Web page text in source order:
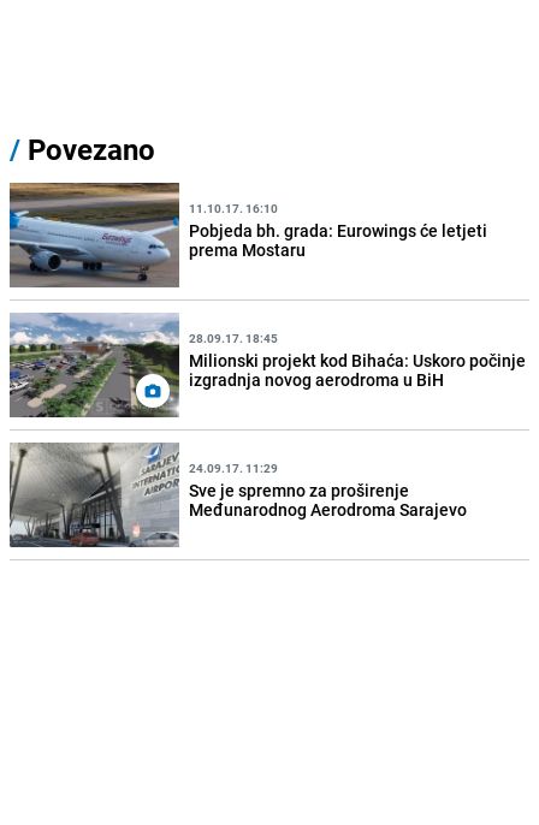
/ Povezano
11.10.17. 16:10
Pobjeda bh. grada: Eurowings će letjeti
prema Mostaru
28.09.17. 18:45
Milionski projekt kod Bihaća: Uskoro počinje
izgradnja novog aerodroma u BiH
24.09.17. 11:29
Sve je spremno za proširenje
Međunarodnog Aerodroma Sarajevo